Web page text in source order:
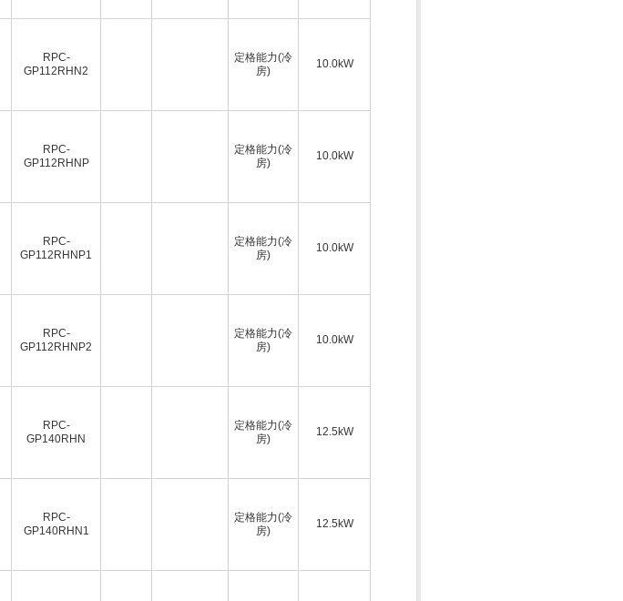
RPC-
GP112RHN2
定格能力(冷
房)
10.0kW
RPC-
GP112RHNP
定格能力(冷
房)
10.0kW
RPC-
GP112RHNP1
定格能力(冷
房)
10.0kW
RPC-
GP112RHNP2
定格能力(冷
房)
10.0kW
RPC-
GP140RHN
定格能力(冷
房)
12.5kW
RPC-
GP140RHN1
定格能力(冷
房)
12.5kW